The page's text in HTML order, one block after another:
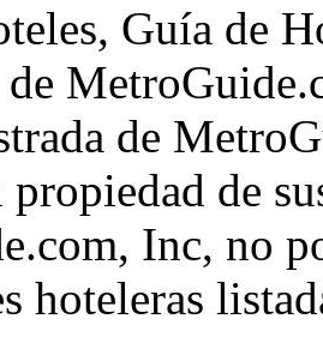
Guía de
de
de
propiedad de
Inc, no
hoteleras